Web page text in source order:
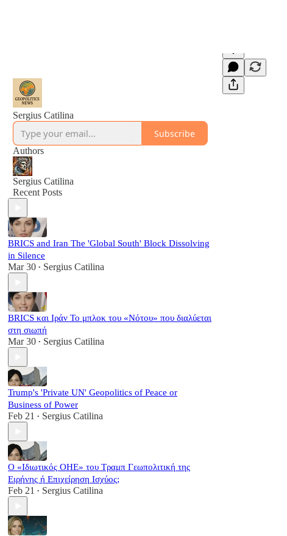
Sergius Catilina
Subscribe
Authors
Sergius Catilina
Recent Posts
BRICS and Iran The 'Global South' Block Dissolving
in Silence
Mar 30 • Sergius Catilina
BRICS και Ιράν Το μπλοκ του «Νότου» που διαλύεται
στη σιωπή
Mar 30 • Sergius Catilina
Trump's 'Private UN' Geopolitics of Peace or
Business of Power
Feb 21 • Sergius Catilina
Ο «Ιδιωτικός ΟΗΕ» του Τραμπ Γεωπολιτική της
Ειρήνης ή Επιχείρηση Ισχύος;
Feb 21 • Sergius Catilina